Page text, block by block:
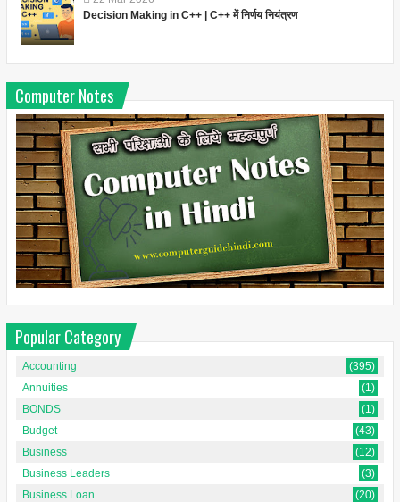
Decision Making in C++ | C++ में निर्णय नियंत्रण
Computer Notes
Popular Category
Accounting
(395)
Annuities
(1)
BONDS
(1)
Budget
(43)
Business
(12)
Business Leaders
(3)
Business Loan
(20)